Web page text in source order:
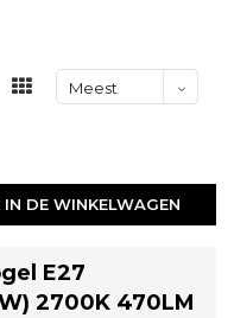
Meest
IN DE WINKELWAGEN
E27
2700K 470LM